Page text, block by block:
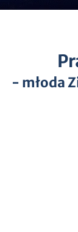
- młoda